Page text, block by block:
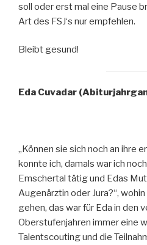
soll oder erst mal eine Pause
Art des FSJ‘s nur empfehlen.
Bleibt gesund!
Eda Cuvadar
„Können sie sich noch an ihre
konnte ich, damals war ich
Emschertal tätig und Edas
Augenärztin oder Jura?“,
gehen, das war für Eda in den
Oberstufenjahren immer eine
Talentscouting und die